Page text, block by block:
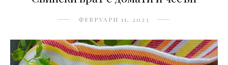
ФЕВРУАРИ 11, 2023